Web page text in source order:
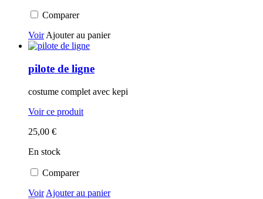
Comparer
Voir Ajouter au panier
pilote de ligne
costume complet avec kepi
Voir ce produit
25,00 €
En stock
Comparer
Voir Ajouter au panier